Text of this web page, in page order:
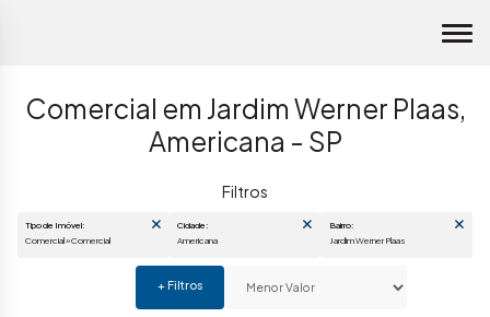
Comercial em Jardim Werner Plaas,
Americana - SP
Americana